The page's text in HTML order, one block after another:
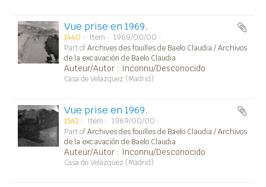
Vue prise en 1969.
1440 Item
1969/00/00
Part ofArchives des fouilles de Baelo Claudia / Archivos
de la excavación de Baelo Claudia
Auteur/Autor : Inconnu/Desconocido
Casa de Velázquez (Madrid)
Vue prise en 1969.
1542 Item
1969/00/00
Part ofArchives des fouilles de Baelo Claudia / Archivos
de la excavación de Baelo Claudia
Auteur/Autor : Inconnu/Desconocido
Casa de Velázquez (Madrid)